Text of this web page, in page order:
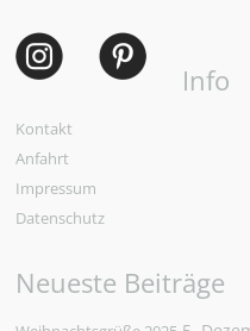
Info
Kontakt
Anfahrt
Impressum
Datenschutz
Neueste Beiträge